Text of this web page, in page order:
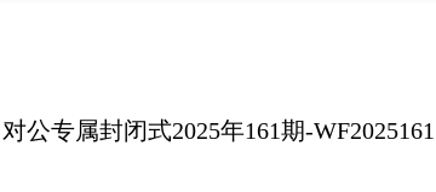
公专属封闭式2025年161期-WF2025161